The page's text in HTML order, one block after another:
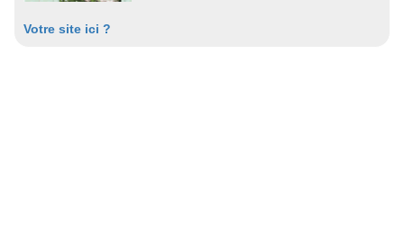
Votre site ici ?